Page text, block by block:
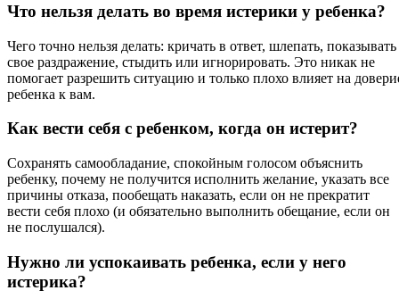
Что нельзя делать во время истерики у ребенка?
Чего точно нельзя делать: кричать в ответ, шлепать, показывать
свое раздражение, стыдить или игнорировать. Это никак не
помогает разрешить ситуацию и только плохо влияет на
ребенка к вам.
Как вести себя с ребенком, когда он истерит?
Сохранять самообладание, спокойным голосом объяснить
ребенку, почему не получится исполнить желание, указать все
причины отказа, пообещать наказать, если он не прекратит
вести себя плохо (и обязательно выполнить обещание, если он
не послушался).
Нужно ли успокаивать ребенка, если у него
истерика?